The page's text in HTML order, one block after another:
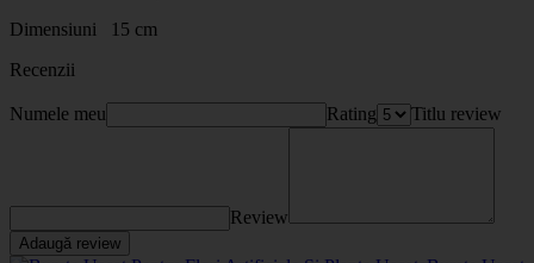
Dimensiuni 15 cm
Recenzii
Numele meu Rating Titlu review
Review
Adaugă review